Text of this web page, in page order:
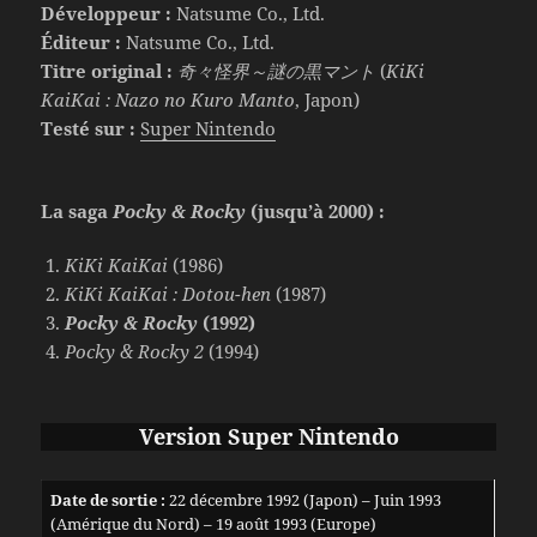
Développeur : Natsume Co., Ltd.
Éditeur : Natsume Co., Ltd.
Titre original : 奇々怪界～謎の黒マント (KiKi
KaiKai : Nazo no Kuro Manto, Japon)
Testé sur : Super Nintendo
La sagaPocky & Rocky (jusqu’à 2000) :
KiKi KaiKai (1986)
KiKi KaiKai : Dotou-hen (1987)
Pocky & Rocky (1992)
Pocky & Rocky 2 (1994)
Version Super Nintendo
Date de sortie : 22 décembre 1992 (Japon) – Juin 1993
(Amérique du Nord) – 19 août 1993 (Europe)